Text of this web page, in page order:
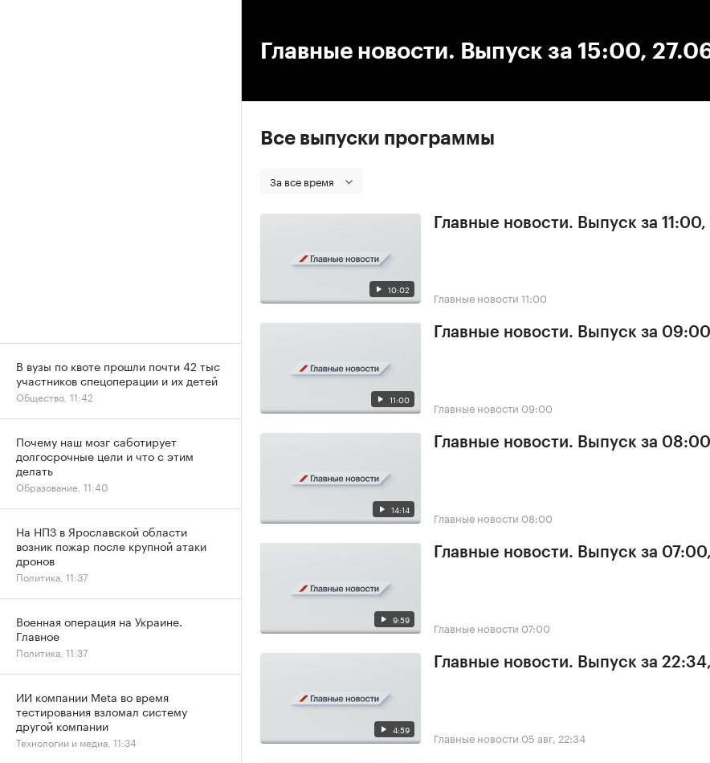
Главные новости. Выпуск за 15:00,
Все выпуски программы
За все время
10:02
Главные новости. Выпуск за
Главные новости 11:00
11:00
Главные новости. Выпуск за
Главные новости 09:00
14:14
Главные новости. Выпуск за
Главные новости 08:00
9:59
Главные новости. Выпуск за
Главные новости 07:00
4:59
Главные новости. Выпуск за
Главные новости 05 авг, 22:34
В вузы по квоте прошли почти 42 тыс
участников спецоперации и их детей
Общество, 11:42
Почему наш мозг саботирует
долгосрочные цели и что с этим
делать
Образование, 11:40
На НПЗ в Ярославской области
возник пожар после крупной атаки
дронов
Политика, 11:37
Военная операция на Украине.
Главное
Политика, 11:37
ИИ компании Meta во время
тестирования взломал систему
другой компании
Технологии и медиа, 11:34